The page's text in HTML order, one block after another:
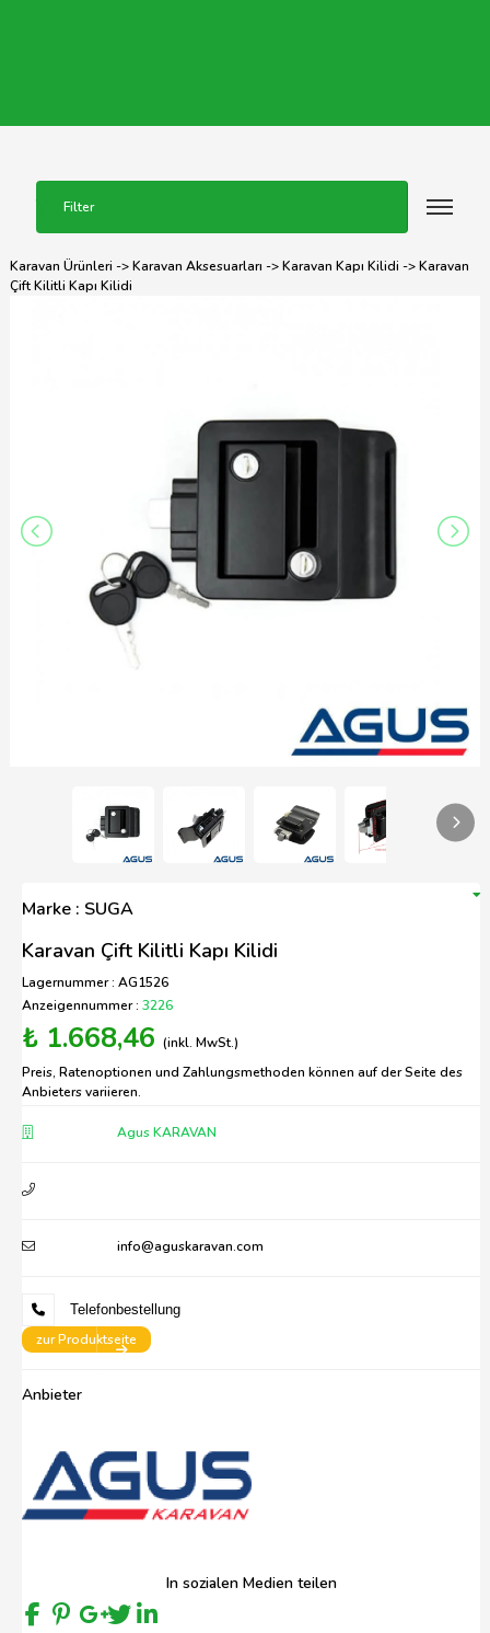
Filter
Karavan Ürünleri ->Karavan Aksesuarları ->Karavan Kapı Kilidi -> Karavan
Çift Kilitli Kapı Kilidi
Marke : SUGA
Karavan Çift Kilitli Kapı Kilidi
Lagernummer : AG1526
Anzeigennummer : 3226
₺ 1.668,46 (inkl. MwSt.)
Preis, Ratenoptionen und Zahlungsmethoden können auf der Seite des
Anbieters variieren.
Agus KARAVAN
info@aguskaravan.com
Telefonbestellung
zur Produktseite
Anbieter
In sozialen Medien teilen